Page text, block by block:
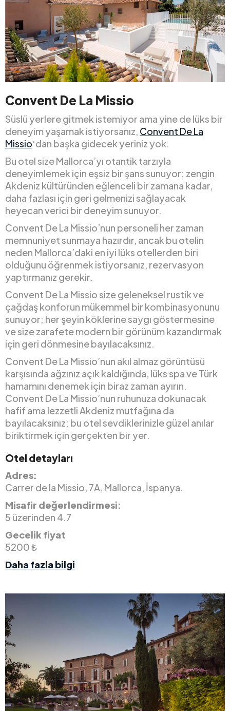
Convent De La Missio
Süslü yerlere gitmek istemiyor ama yine de lüks bir
deneyim yaşamak istiyorsanız, Convent De La
Missio‘dan başka gidecek yeriniz yok.
Bu otel size Mallorca’yı otantik tarzıyla
deneyimlemek için eşsiz bir şans sunuyor; zengin
Akdeniz kültüründen eğlenceli bir zamana kadar,
daha fazlası için geri gelmenizi sağlayacak
heyecan verici bir deneyim sunuyor.
Convent De La Missio’nun personeli her zaman
memnuniyet sunmaya hazırdır, ancak bu otelin
neden Mallorca’daki en iyi lüks otellerden biri
olduğunu öğrenmek istiyorsanız, rezervasyon
yaptırmanız gerekir.
Convent De La Missio size geleneksel rustik ve
çağdaş konforun mükemmel bir kombinasyonunu
sunuyor; her şeyin köklerine saygı göstermesine
ve size zarafete modern bir görünüm kazandırmak
için geri dönmesine bayılacaksınız.
Convent De La Missio’nun akıl almaz görüntüsü
karşısında ağzınız açık kaldığında, lüks spa ve Türk
hamamını denemek için biraz zaman ayırın.
Convent De La Missio’nun ruhunuza dokunacak
hafif ama lezzetli Akdeniz mutfağına da
bayılacaksınız; bu otel sevdiklerinizle güzel anılar
biriktirmek için gerçekten bir yer.
Otel detayları
Adres:
Carrer de la Missio, 7A, Mallorca, İspanya.
Misafir değerlendirmesi:
5 üzerinden 4.7
Gecelik fiyat
5200 ₺
Daha fazla bilgi